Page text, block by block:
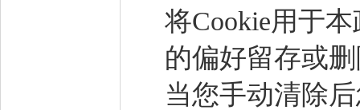
将Cookie用于
的偏好留存或
当您手动清除